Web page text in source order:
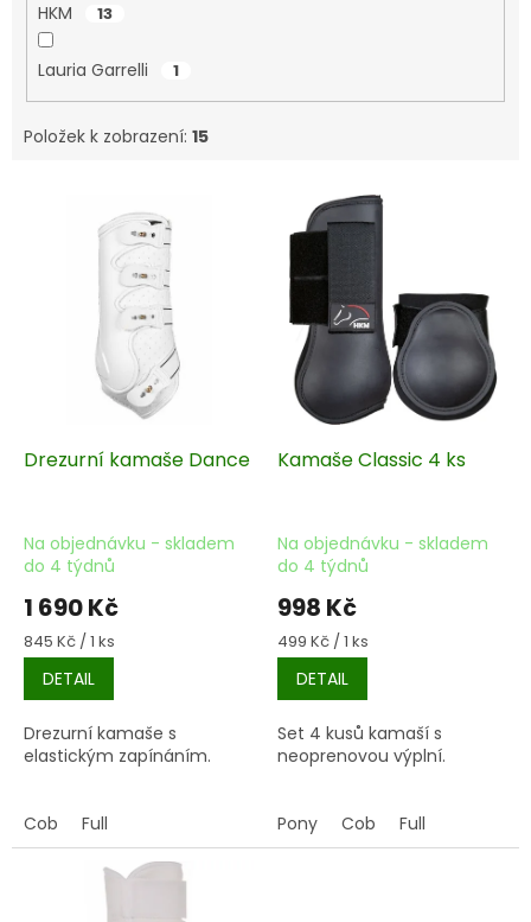
HKM 13
Lauria Garrelli 1
Položek k zobrazení: 15
Drezurní kamaše Dance
Na objednávku - skladem
do 4 týdnů
1 690 Kč
Měrná
cena:
845 Kč / 1 ks
DETAIL
Drezurní kamaše s
elastickým zapínáním.
Cob Full
Kamaše Classic 4 ks
Na objednávku - skladem
do 4 týdnů
998 Kč
Měrná
cena:
499 Kč / 1 ks
DETAIL
Set 4 kusů kamaší s
neoprenovou výplní.
Pony Cob Full